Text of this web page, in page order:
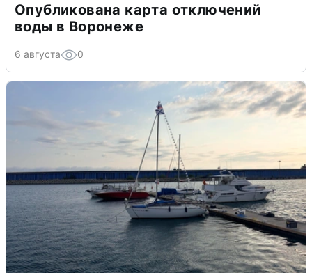
Опубликована карта отключений
воды в Воронеже
6 августа 0